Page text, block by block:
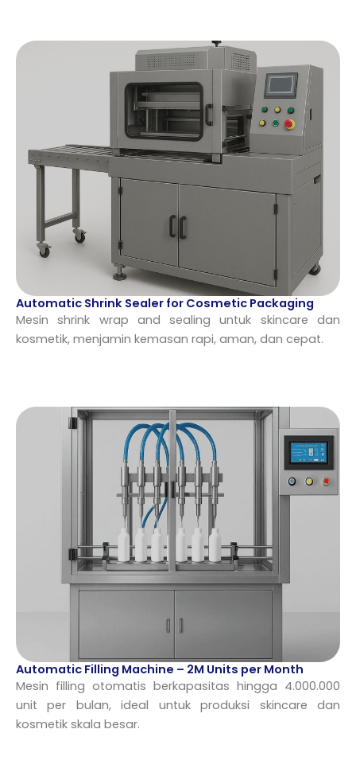
Automatic Shrink Sealer for Cosmetic Packaging
Mesin shrink wrap and sealing untuk skincare dan
kosmetik, menjamin kemasan rapi, aman, dan cepat.
Automatic Filling Machine – 2M Units per Month
Mesin filling otomatis berkapasitas hingga 4.000.000
unit per bulan, ideal untuk produksi skincare dan
kosmetik skala besar.